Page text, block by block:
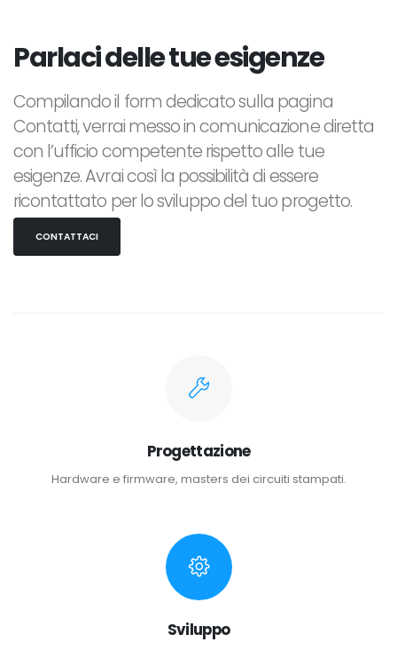
Parlaci delle tue esigenze
Compilando il form dedicato sulla pagina
Contatti, verrai messo in comunicazione diretta
con l’ufficio competente rispetto alle tue
esigenze. Avrai così la possibilità di essere
ricontattato per lo sviluppo del tuo progetto.
CONTATTACI
Progettazione
Hardware e firmware, masters dei circuiti stampati.
Sviluppo